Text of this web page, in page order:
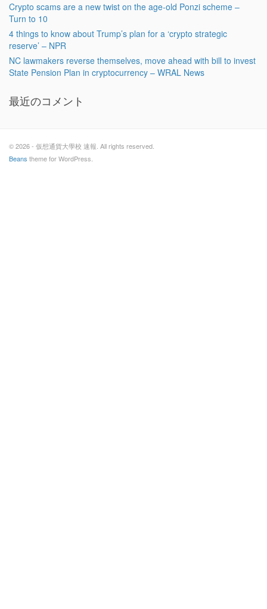
Crypto scams are a new twist on the age-old Ponzi scheme –
Turn to 10
4 things to know about Trump’s plan for a ‘crypto strategic
reserve’ – NPR
NC lawmakers reverse themselves, move ahead with bill to invest
State Pension Plan in cryptocurrency – WRAL News
最近のコメント
© 2026 - 仮想通貨大學校 速報. All rights reserved.
Beans theme for WordPress.